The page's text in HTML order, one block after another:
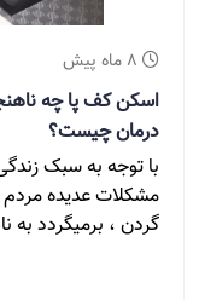
8 ماه پیش
اسکن کف پا چه
درمان چیست؟
با توجه به سبک
مشکلات عدیده مردم
گردن ، برمیگردد